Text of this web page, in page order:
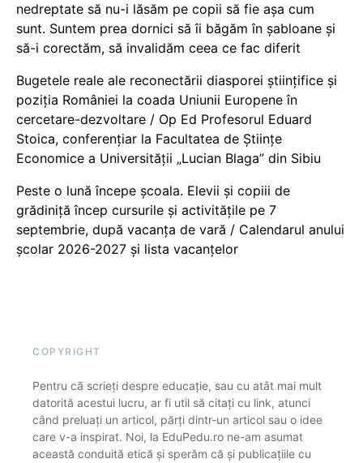
nedreptate să nu-i lăsăm pe copii să fie așa cum
sunt. Suntem prea dornici să îi băgăm în șabloane și
să-i corectăm, să invalidăm ceea ce fac diferit
Bugetele reale ale reconectării diasporei științifice și
poziția României la coada Uniunii Europene în
cercetare-dezvoltare / Op Ed Profesorul Eduard
Stoica, conferențiar la Facultatea de Științe
Economice a Universității „Lucian Blaga” din Sibiu
Peste o lună începe școala. Elevii și copiii de
grădiniță încep cursurile și activitățile pe 7
septembrie, după vacanța de vară / Calendarul anului
școlar 2026-2027 și lista vacanțelor
COPYRIGHT
Pentru că scrieți despre educație, sau cu atât mai mult
datorită acestui lucru, ar fi util să citați cu link, atunci
când preluați un articol, părți dintr-un articol sau o idee
care v-a inspirat. Noi, la EduPedu.ro ne-am asumat
această conduită etică și sperăm că și publicațiile cu